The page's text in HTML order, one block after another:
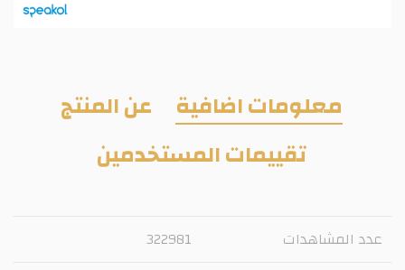
معلومات اضافية
عن المنتج
تقييمات المستخدمين
عدد المشاهدات
322981